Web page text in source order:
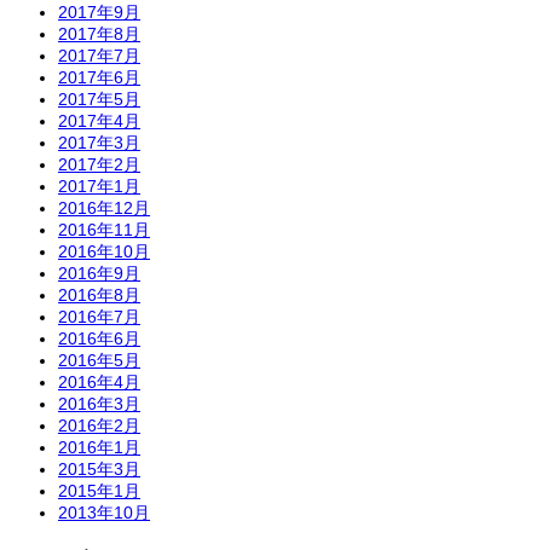
2017年9月
2017年8月
2017年7月
2017年6月
2017年5月
2017年4月
2017年3月
2017年2月
2017年1月
2016年12月
2016年11月
2016年10月
2016年9月
2016年8月
2016年7月
2016年6月
2016年5月
2016年4月
2016年3月
2016年2月
2016年1月
2015年3月
2015年1月
2013年10月